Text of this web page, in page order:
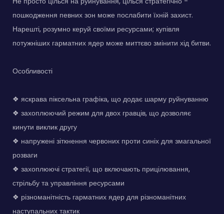
пошкодження певних зон може послабити їхній захист.
Нарешті, розумно керуй своїми ресурсами; купівля
потужніших гарматних ядер може миттєво змінити хід битви.
Особливості
❖ яскрава піксельна графіка, що додає шарму руйнуванню
❖ захоплюючий режим для двох гравців, що дозволяє
кинути виклик другу
❖ напружені зіткнення червоних проти синіх для змагальної
розваги
❖ захоплюючі стратегії, що включають прицілювання,
стрільбу та управління ресурсами
❖ різноманітність гарматних ядер для різноманітних
наступальних тактик